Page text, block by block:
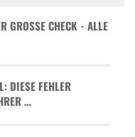
CHECK - ALLE D
DIESE FEHLER
…